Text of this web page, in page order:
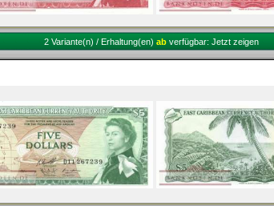
2 Variante(n) / Erhaltung(en) ab verfügbar: Jetzt zeigen